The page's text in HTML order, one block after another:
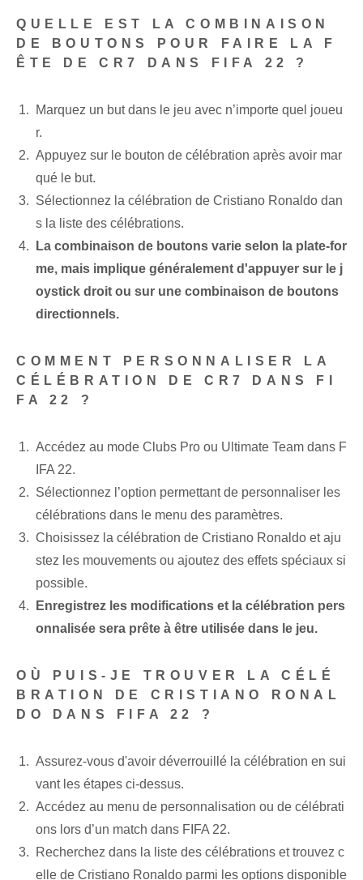
QUELLE EST LA COMBINAISON
DE BOUTONS POUR FAIRE LA F
ÊTE DE CR7 DANS FIFA 22 ?
Marquez un but dans le jeu avec n’importe quel joueu
r.
Appuyez sur le bouton de célébration après avoir mar
qué le but.
Sélectionnez la célébration de Cristiano Ronaldo dan
s la liste des célébrations.
La combinaison de boutons varie selon la plate-for
me, mais implique généralement d'appuyer sur le j
oystick droit ou sur une combinaison de boutons
directionnels.
COMMENT PERSONNALISER LA
CÉLÉBRATION DE CR7 DANS FI
FA 22 ?
Accédez au mode Clubs Pro ou Ultimate Team dans F
IFA 22.
Sélectionnez l’option permettant de personnaliser les
célébrations dans le menu des paramètres.
Choisissez la célébration de Cristiano Ronaldo et aju
stez les mouvements ou ajoutez des effets spéciaux si
possible.
Enregistrez les modifications et la célébration pers
onnalisée sera prête à être utilisée dans le jeu.
OÙ PUIS-JE TROUVER LA CÉLÉ
BRATION DE CRISTIANO RONAL
DO DANS FIFA 22 ?
Assurez-vous d'avoir déverrouillé la célébration en sui
vant les étapes ci-dessus.
Accédez au menu de personnalisation ou de célébrati
ons lors d’un match dans FIFA 22.
Recherchez dans la liste des célébrations et trouvez c
elle de Cristiano Ronaldo parmi les options disponible